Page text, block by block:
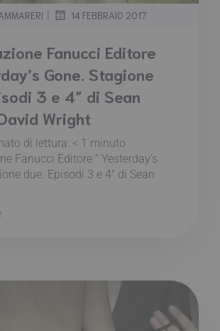
| 14 FEBBRAIO 2017
Fanucci Editore
Gone. Stagione
3 e 4″ di Sean
Wright
di lettura: < 1 minuto
Fanucci Editore ” Yesterday’s
due. Episodi 3 e 4″ di Sean